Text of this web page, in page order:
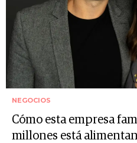
NEGOCIOS
Cómo esta empresa
millones está